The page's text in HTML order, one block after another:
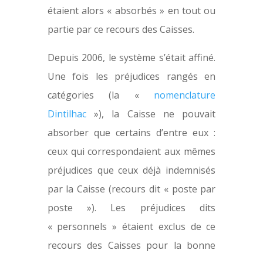
étaient alors « absorbés » en tout ou
partie par ce recours des Caisses.
Depuis 2006, le système s’était affiné.
Une fois les préjudices rangés en
catégories (la « nomenclature
Dintilhac»), la Caisse ne pouvait
absorber que certains d’entre eux :
ceux qui correspondaient aux mêmes
préjudices que ceux déjà indemnisés
par la Caisse (recours dit « poste par
poste »). Les préjudices dits
« personnels » étaient exclus de ce
recours des Caisses pour la bonne